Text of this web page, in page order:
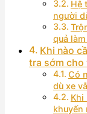
Hệ
người
quả
Khi nào
tra sớm cho
Có
dù xe
Khi
khuyến